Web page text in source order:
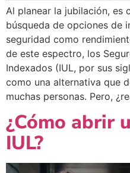
Al planear la jubilación, es
búsqueda de opciones de
seguridad como
de este espectro, los
Indexados (IUL, por sus
como una alternativa que
muchas personas. Pero,
¿Cómo abrir
IUL?